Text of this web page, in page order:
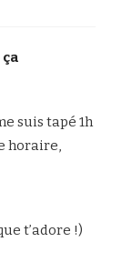
suis tapé 1h
horaire,
t’adore !)